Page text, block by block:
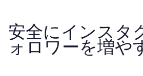
安全にインスタ
ォロワーを増や